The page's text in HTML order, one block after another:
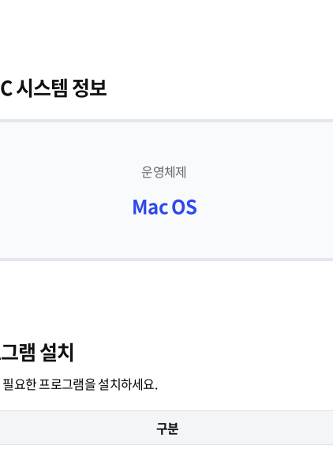
시스템 정보
운영체제
Mac OS
램 설치
요한 프로그램을 설치하세요.
구분